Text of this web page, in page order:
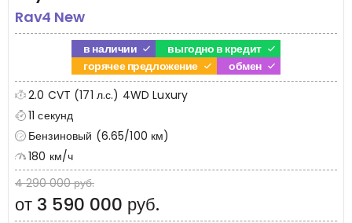
Rav4 New
в наличии
выгодно в кредит
горячее предложение
обмен
2.0 CVT (171 л.с.) 4WD Luxury
11 секунд
Бензиновый (6.65/100 км)
180 км/ч
4 290 000 руб.
от 3 590 000 руб.